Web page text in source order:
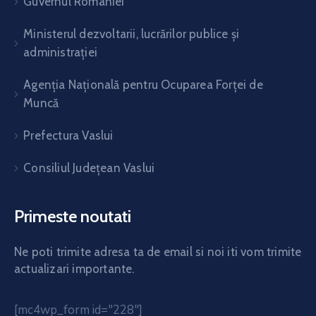
Ministerul dezvoltarii, lucrărilor publice și
administrației
Agenția Națională pentru Ocuparea Forței de
Muncă
Prefectura Vaslui
Consiliul Județean Vaslui
Primeste noutati
Ne poti trimite adresa ta de email si noi iti vom trimite
actualizari importante.
[mc4wp_form id="228"]